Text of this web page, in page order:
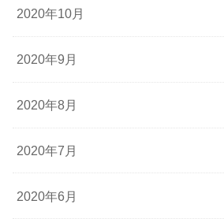
2020年10月
2020年9月
2020年8月
2020年7月
2020年6月